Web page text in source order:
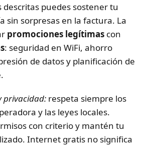
puedes sostener tu
sin sorpresas en la factura. La
promociones legítimas con
: seguridad en WiFi, ahorro
de datos y planificación de
privacidad: respeta siempre los
y las leyes locales.
con criterio y mantén tu
Internet gratis no significa